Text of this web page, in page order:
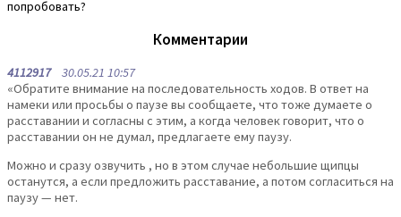
попробовать?
Комментарии
411291730.05.21 10:57
«Обратите внимание на последовательность ходов. В ответ на
намеки или просьбы о паузе вы сообщаете, что тоже думаете о
расставании и согласны с этим, а когда человек говорит, что о
расставании он не думал, предлагаете ему паузу.
Можно и сразу озвучить , но в этом случае небольшие щипцы
останутся, а если предложить расставание, а потом согласиться на
паузу — нет.